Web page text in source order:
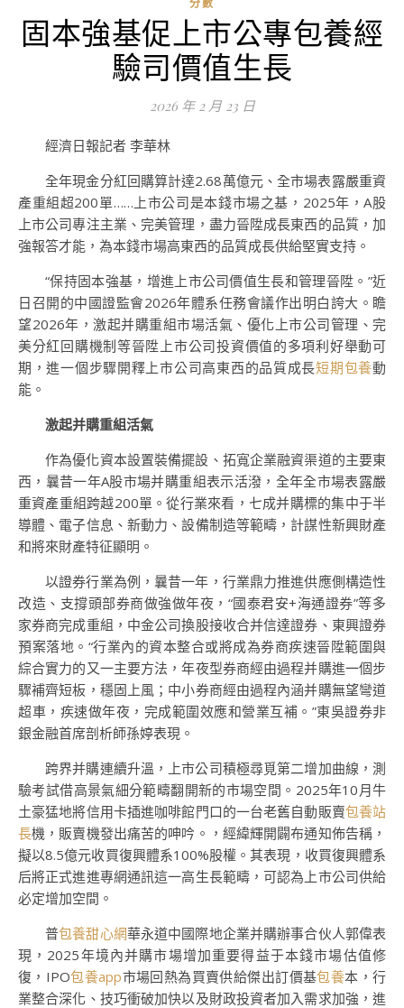
分數
固本強基促上市公專包養經
驗司價值生長
2026 年 2 月 23 日
經濟日報記者 李華林
全年現金分紅回購算計達2.68萬億元、全市場表露嚴重資
產重組超200單……上市公司是本錢市場之基，2025年，A股
上市公司專注主業、完美管理，盡力晉陞成長東西的品質，加
強報答才能，為本錢市場高東西的品質成長供給堅實支持。
“保持固本強基，增進上市公司價值生長和管理晉陞。”近
日召開的中國證監會2026年體系任務會議作出明白誇大。瞻
望2026年，激起并購重組市場活氣、優化上市公司管理、完
美分紅回購機制等晉陞上市公司投資價值的多項利好舉動可
期，進一個步驟開釋上市公司高東西的品質成長短期包養動
能。
激起并購重組活氣
作為優化資本設置裝備擺設、拓寬企業融資渠道的主要東
西，曩昔一年A股市場并購重組表示活潑，全年全市場表露嚴
重資產重組跨越200單。從行業來看，七成并購標的集中于半
導體、電子信息、新動力、設備制造等範疇，計謀性新興財產
和將來財產特征顯明。
以證券行業為例，曩昔一年，行業鼎力推進供應側構造性
改造、支撐頭部券商做強做年夜，“國泰君安+海通證券”等多
家券商完成重組，中金公司換股接收合并信達證券、東興證券
預案落地。“行業內的資本整合或將成為券商疾速晉陞範圍與
綜合實力的又一主要方法，年夜型券商經由過程并購進一個步
驟補齊短板，穩固上風；中小券商經由過程內涵并購無望彎道
超車，疾速做年夜，完成範圍效應和營業互補。”東吳證券非
銀金融首席剖析師孫婷表現。
跨界并購連續升溫，上市公司積極尋覓第二增加曲線，測
驗考試借高景氣細分範疇翻開新的市場空間。2025年10月牛
土豪猛地將信用卡插進咖啡館門口的一台老舊自動販賣包養站
長機，販賣機發出痛苦的呻吟。，經緯輝開闢布通知佈告稱，
擬以8.5億元收買復興體系100%股權。其表現，收買復興體系
后將正式進進專網通訊這一高生長範疇，可認為上市公司供給
必定增加空間。
普包養甜心網華永道中國際地企業并購辦事合伙人郭偉表
現，2025年境內并購市場增加重要得益于本錢市場估值修
復，IPO包養app市場回熱為買賣供給傑出訂價基包養本，行
業整合深化、技巧衝破加快以及財政投資者加入需求加強，進